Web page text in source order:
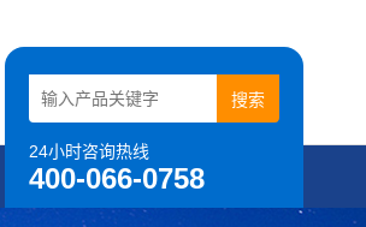
24小时咨询热线
400-066-0758